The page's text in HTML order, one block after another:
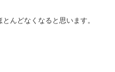
んどなくなると思います。